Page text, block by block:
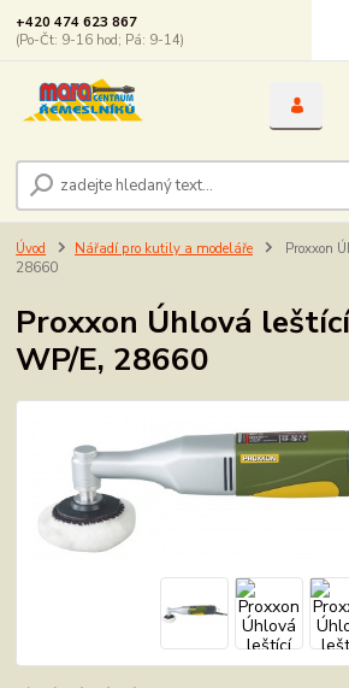
+420 474 623 867
(Po-Čt: 9-16 hod; Pá: 9-14)
Úvod Nářadí pro kutily a modeláře
Proxxon
28660
Proxxon Úhlová
WP/E, 28660